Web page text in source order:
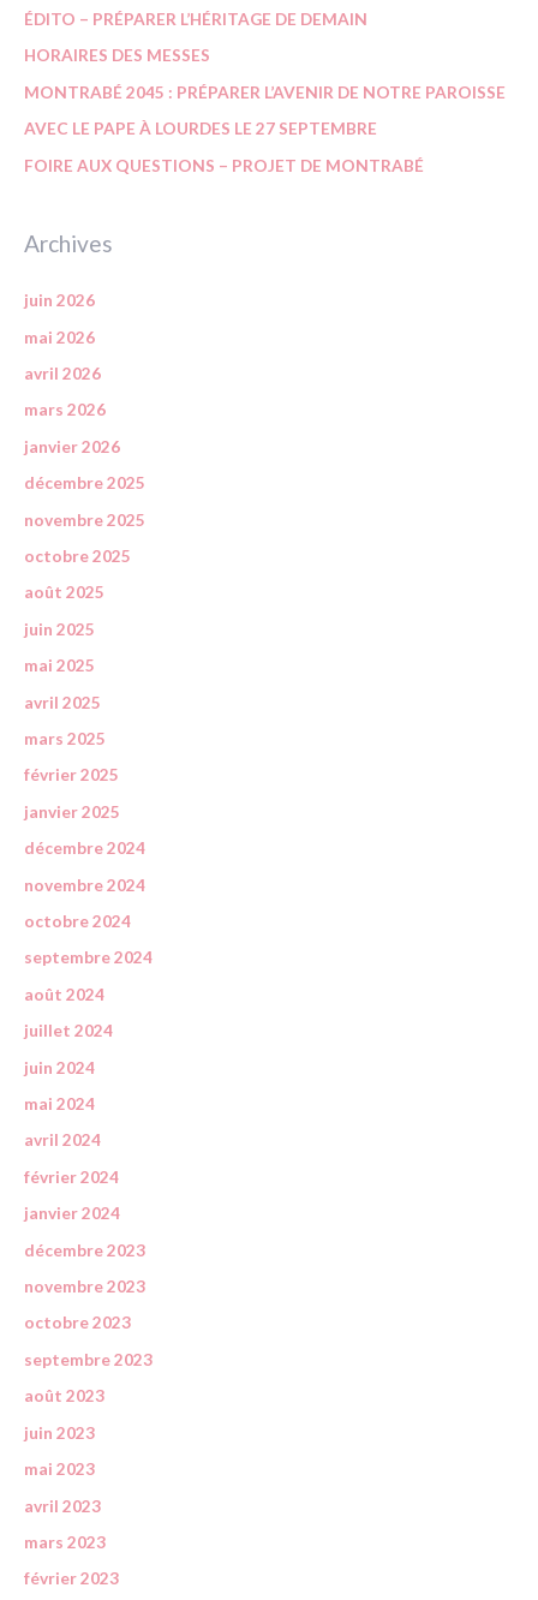
ÉDITO – PRÉPARER L’HÉRITAGE DE DEMAIN
HORAIRES DES MESSES
MONTRABÉ 2045 : PRÉPARER L’AVENIR DE NOTRE PAROISSE
AVEC LE PAPE À LOURDES LE 27 SEPTEMBRE
FOIRE AUX QUESTIONS – PROJET DE MONTRABÉ
Archives
juin 2026
mai 2026
avril 2026
mars 2026
janvier 2026
décembre 2025
novembre 2025
octobre 2025
août 2025
juin 2025
mai 2025
avril 2025
mars 2025
février 2025
janvier 2025
décembre 2024
novembre 2024
octobre 2024
septembre 2024
août 2024
juillet 2024
juin 2024
mai 2024
avril 2024
février 2024
janvier 2024
décembre 2023
novembre 2023
octobre 2023
septembre 2023
août 2023
juin 2023
mai 2023
avril 2023
mars 2023
février 2023